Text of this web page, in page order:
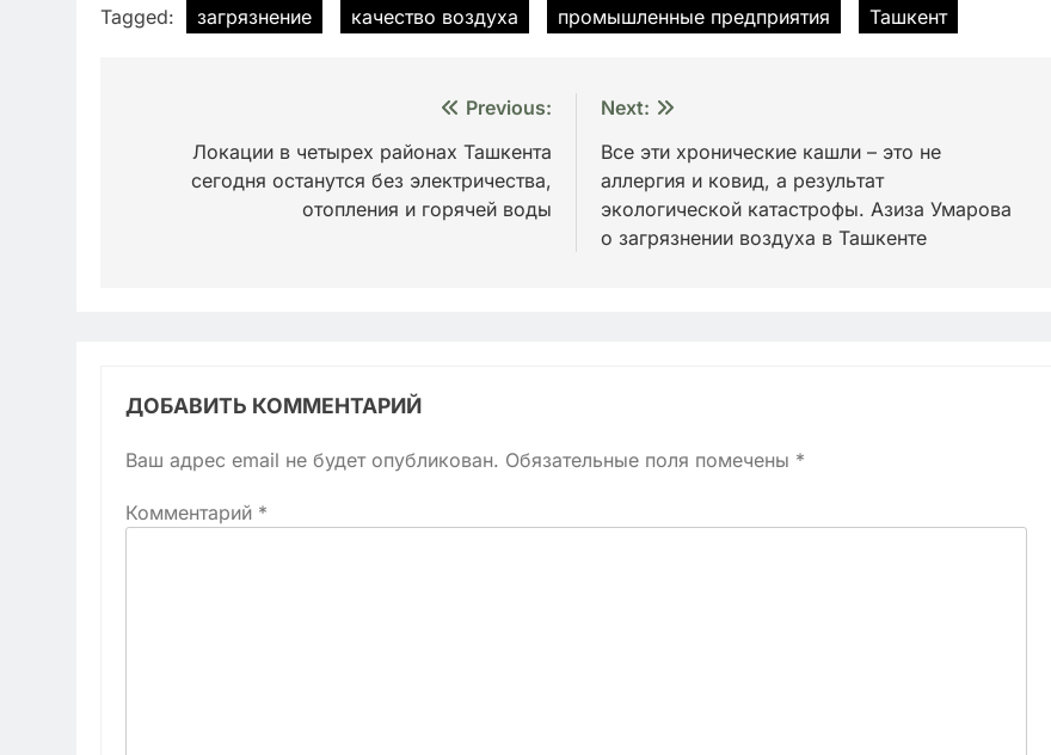
Tagged: загрязнение качество воздуха промышленные предприятия Ташкент
записям
Previous:
Локации в четырех районах Ташкента
сегодня останутся без электричества,
отопления и горячей воды
Next:
Все эти хронические кашли – это не
аллергия и ковид, а результат
экологической катастрофы. Азиза Умарова
о загрязнении воздуха в Ташкенте
ДОБАВИТЬ КОММЕНТАРИЙ
Ваш адрес email не будет опубликован. Обязательные поля помечены *
Комментарий *